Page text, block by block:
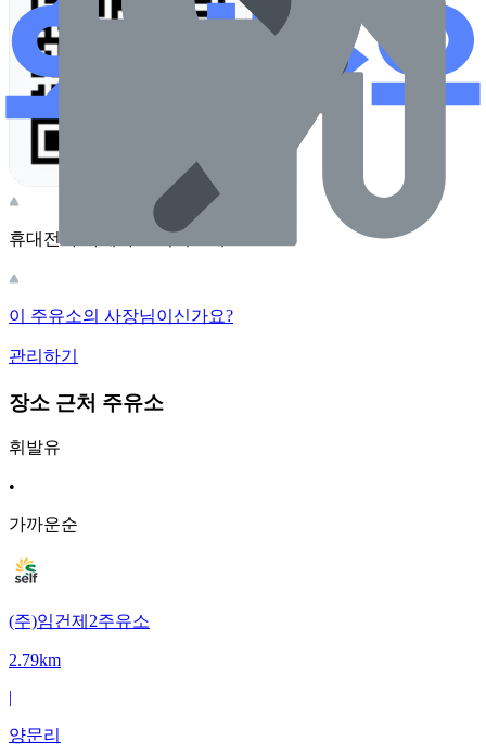
휴대전화 카메라로 찍어보세요
이 주유소의 사장님이신가요?
관리하기
장소 근처 주유소
휘발유
•
가까운순
(주)임건제2주유소
2.79km
|
양문리